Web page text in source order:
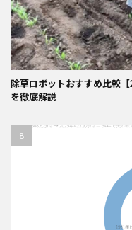
除草ロボットおすすめ比較
を徹底解説